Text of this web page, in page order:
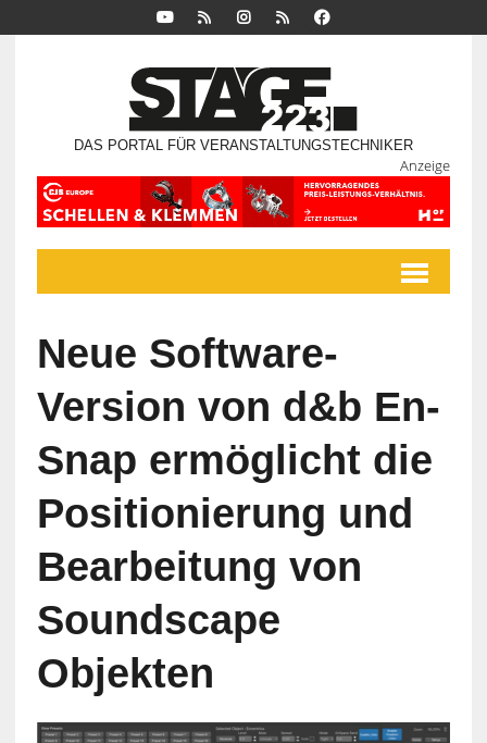
DAS PORTAL FÜR VERANSTALTUNGSTECHNIKER
Anzeige
Neue Software-
Version von d&b En-
Snap ermöglicht die
Positionierung und
Bearbeitung von
Soundscape
Objekten